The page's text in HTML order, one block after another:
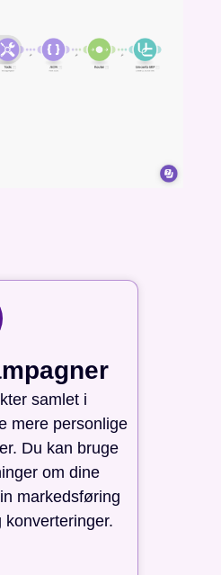
samlet i
mere personlige
Du kan bruge
om dine
markedsføring